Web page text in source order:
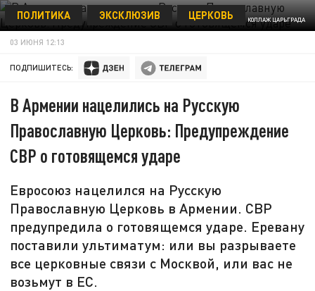
КОЛЛАЖ ЦАРЬГРАДА
ПОЛИТИКА ЭКСКЛЮЗИВ ЦЕРКОВЬ
03 ИЮНЯ 12:13
ПОДПИШИТЕСЬ:
В Армении нацелились на Русскую
Православную Церковь: Предупреждение
СВР о готовящемся ударе
Евросоюз нацелился на Русскую
Православную Церковь в Армении. СВР
предупредила о готовящемся ударе. Еревану
поставили ультиматум: или вы разрываете
все церковные связи с Москвой, или вас не
возьмут в ЕС.